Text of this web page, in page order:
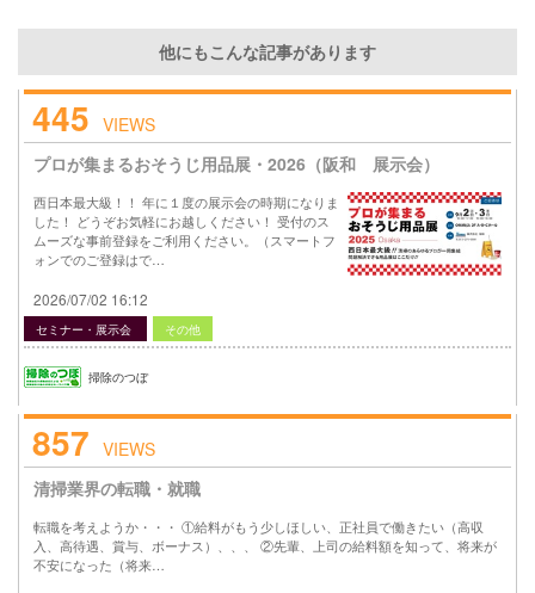
他にもこんな記事があります
445 VIEWS
プロが集まるおそうじ用品展・2026（阪和 展示会）
西日本最大級！！ 年に１度の展示会の時期になりま
した！ どうぞお気軽にお越しください！ 受付のス
ムーズな事前登録をご利用ください。（スマートフ
ォンでのご登録はで…
2026/07/02 16:12
セミナー・展示会 その他
掃除のつぼ
857 VIEWS
清掃業界の転職・就職
転職を考えようか・・・ ①給料がもう少しほしい、正社員で働きたい（高収
入、高待遇、賞与、ボーナス）、、、 ②先輩、上司の給料額を知って、将来が
不安になった（将来…